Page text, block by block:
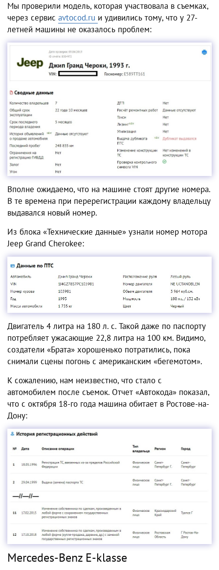
Мы проверили модель, которая участвовала в съемках,
через сервис avtocod.ru и удивились тому, что у 27-
летней машины не оказалось проблем:
Вполне ожидаемо, что на машине стоят другие номера.
В те времена при перерегистрации каждому владельцу
выдавался новый номер.
Из блока «Технические данные» узнали номер мотора
Jeep Grand Cherokee:
Двигатель 4 литра на 180 л. с. Такой даже по паспорту
потребляет ужасающие 22,8 литра на 100 км. Видимо,
создатели «Брата» хорошенько потратились, пока
снимали сцены погонь с американским «бегемотом».
К сожалению, нам неизвестно, что стало с
автомобилем после съемок. Отчет «Автокода» показал,
что с октября 18-го года машина обитает в Ростове-на-
Дону:
Mercedes-Benz E-klasse